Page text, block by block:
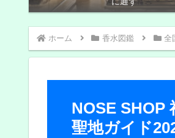
ホーム 香水図鑑 全
NOSE SHOP
聖地ガイド